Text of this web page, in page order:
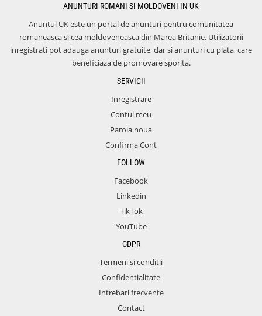
ANUNTURI ROMANI SI MOLDOVENI IN UK
Anuntul UK este un portal de anunturi pentru comunitatea
romaneasca si cea moldoveneasca din Marea Britanie. Utilizatorii
inregistrati pot adauga anunturi gratuite, dar si anunturi cu plata, care
beneficiaza de promovare sporita.
SERVICII
Inregistrare
Contul meu
Parola noua
Confirma Cont
FOLLOW
Facebook
Linkedin
TikTok
YouTube
GDPR
Termeni si conditii
Confidentialitate
Intrebari frecvente
Contact